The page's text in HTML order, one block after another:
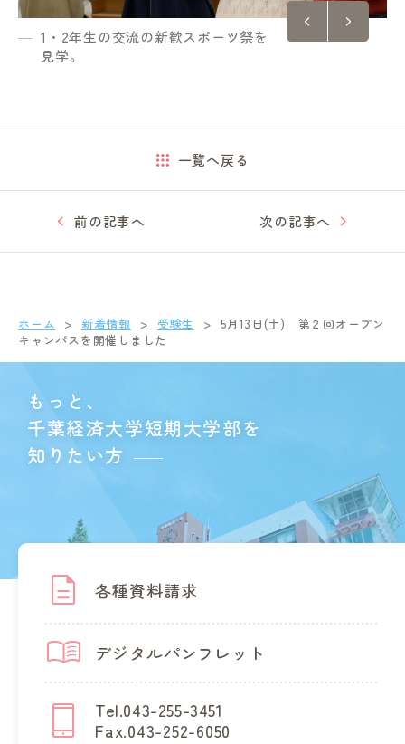
1・2年生の交流の新歓スポーツ祭を
見学。
前の記事へ
一覧へ戻る
次の記事へ
ホーム 新着情報 受験生
5月13日(土) 第２回オープン
キャンパスを開催しました
もっと、
千葉経済大学短期大学部を
知りたい方
各種資料請求
デジタルパンフレット
Tel.043-255-3451
Fax.043-252-6050